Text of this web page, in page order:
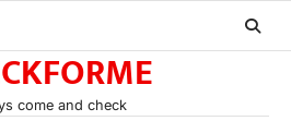
come and check